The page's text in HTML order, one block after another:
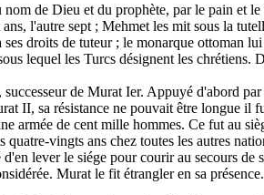
de Dieu et du prophète, par le pain et
l'autre sept ; Mehmet les mit sous la
droits de tuteur ; le monarque ottoman
lequel les Turcs désignent les
de Murat Ier. Appuyé d'abord
II, sa résistance ne pouvait être longue il
armée de cent mille hommes. Ce fut au
vingts ans chez toutes les autres
lever le siége pour courir au secours de
Murat le fit étrangler en sa présence.